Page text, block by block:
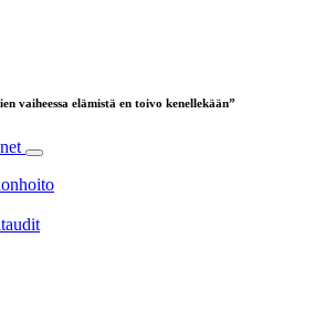
vaiheessa elämistä en toivo kenellekään”